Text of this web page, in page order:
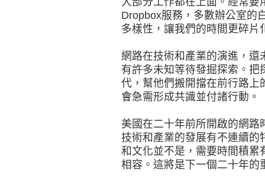
Dropbox服務，多數辦公室的
多樣性，讓我們的時間更碎
網路在技術和產業的演進，還
有許多未知等待發掘探索。
代，幫他們搬開擋在前行路上
會急需形成共識並付諸行動。
美國在二十年前所開啟的網
技術和產業的發展有不連續的
和文化並不是，需要時間積累
相容。這將是下一個二十年的